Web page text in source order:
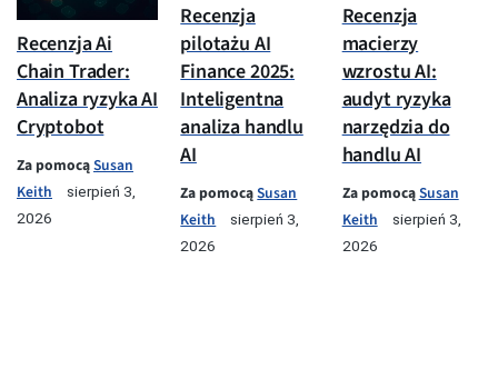
Recenzja Ai
Chain Trader:
Analiza ryzyka AI
Cryptobot
Za pomocąSusan
Keith
sierpień 3,
2026
Recenzja
pilotażu AI
Finance 2025:
Inteligentna
analiza handlu
AI
Za pomocąSusan
Keith
sierpień 3,
2026
Recenzja
macierzy
wzrostu AI:
audyt ryzyka
narzędzia do
handlu AI
Za pomocąSusan
Keith
sierpień 3,
2026